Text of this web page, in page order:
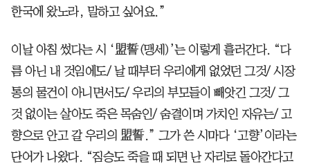
한국에 왔노라, 말하고 싶어요.”
이날 아침 썼다는 시 ‘盟誓(맹세)’는 이렇게 흘러간다. “다
름 아닌 내 것임에도/ 날 때부터 우리에게 없었던 그것/ 시장
통의 물건이 아니면서도/ 우리의 부모들이 빼앗긴 그것/ 그
것 없이는 살아도 죽은 목숨인/ 숨결이며 가치인 자유는/ 고
향으로 안고 갈 우리의 盟誓.” 그가 쓴 시마다 ‘고향’이라는
단어가 나왔다. “짐승도 죽을 때 되면 난 자리로 돌아간다고